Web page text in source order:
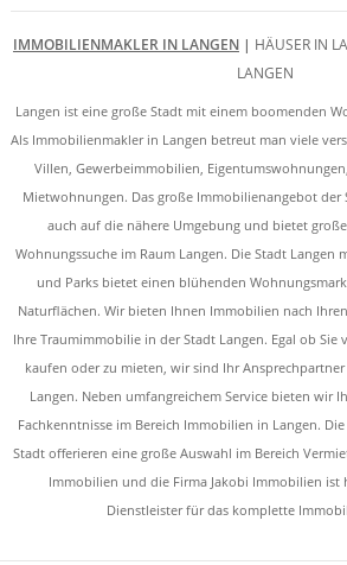
IMMOBILIENMAKLER IN LANGEN| HÄUSER IN
LANGEN
Langen ist eine große Stadt mit einem boomenden
Als Immobilienmakler in Langen betreut man viele
Villen, Gewerbeimmobilien,
Mietwohnungen. Das große Immobilienangebot der
auch auf die nähere Umgebung und bietet
Wohnungssuche im Raum Langen. Die Stadt Langen
und Parks bietet einen blühenden
Naturflächen. Wir bieten Ihnen Immobilien nach
Ihre Traumimmobilie in der Stadt Langen. Egal ob Sie
kaufen oder zu mieten, wir sind Ihr
Langen. Neben umfangreichem Service bieten wir
Fachkenntnisse im Bereich Immobilien in Langen.
Stadt offerieren eine große Auswahl im Bereich
Immobilien und die Firma Jakobi Immobilien ist
Dienstleister für das komplette